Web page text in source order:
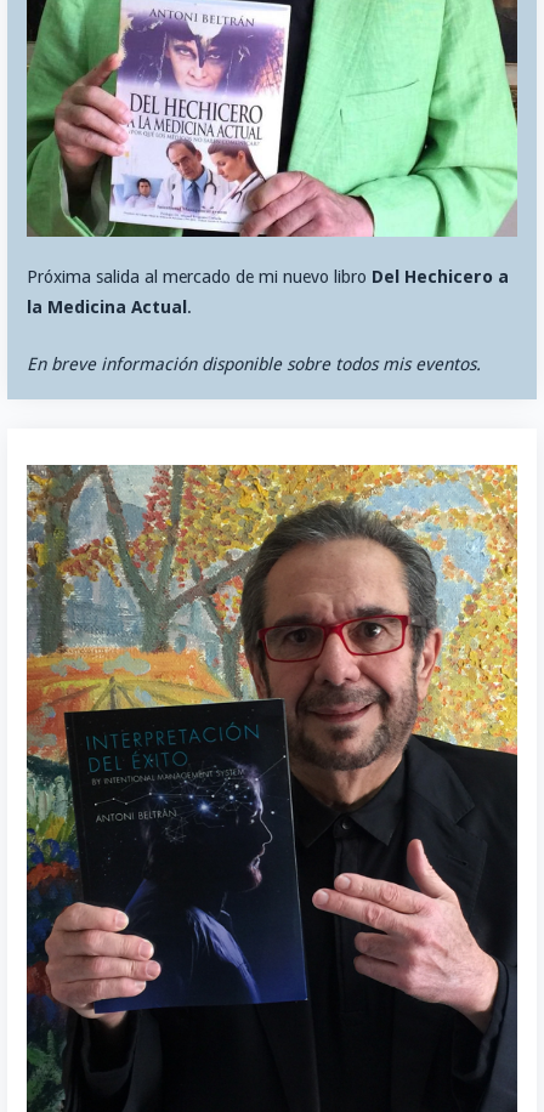
Próxima salida al mercado de mi nuevo libro Del Hechicero a
la Medicina Actual .
En breve información disponible sobre todos mis eventos.